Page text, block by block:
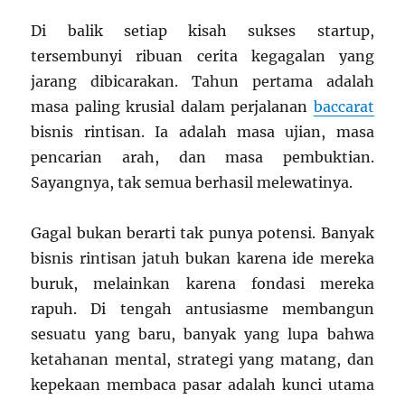
Di balik setiap kisah sukses startup,
tersembunyi ribuan cerita kegagalan yang
jarang dibicarakan. Tahun pertama adalah
masa paling krusial dalam perjalanan baccarat
bisnis rintisan. Ia adalah masa ujian, masa
pencarian arah, dan masa pembuktian.
Sayangnya, tak semua berhasil melewatinya.
Gagal bukan berarti tak punya potensi. Banyak
bisnis rintisan jatuh bukan karena ide mereka
buruk, melainkan karena fondasi mereka
rapuh. Di tengah antusiasme membangun
sesuatu yang baru, banyak yang lupa bahwa
ketahanan mental, strategi yang matang, dan
kepekaan membaca pasar adalah kunci utama